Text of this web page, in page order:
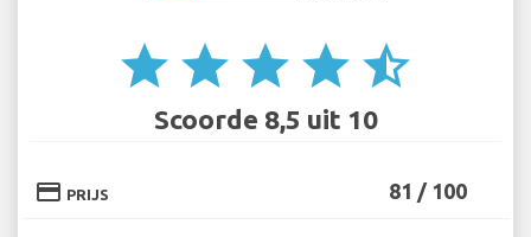
star star star star star_half
Scoorde 8,5 uit 10
credit_card PRIJS 81 / 100